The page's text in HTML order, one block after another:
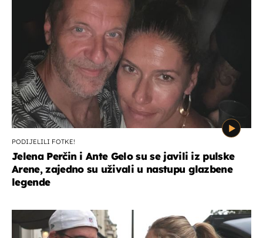
PODIJELILI FOTKE!
Jelena Perčin i Ante Gelo su se javili iz pulske
Arene, zajedno su uživali u nastupu glazbene
legende